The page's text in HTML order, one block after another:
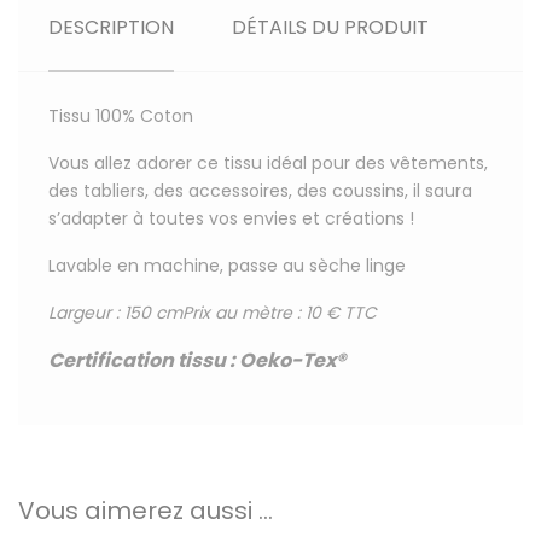
DESCRIPTION DÉTAILS DU PRODUIT
Tissu 100% Coton
Vous allez adorer ce tissu idéal pour des vêtements,
des tabliers, des accessoires, des coussins, il saura
s’adapter à toutes vos envies et créations !
Lavable en machine, passe au sèche linge
Largeur : 150 cmPrix au mètre : 10 € TTC
Certification tissu:Oeko-Tex®
Vous aimerez aussi ...